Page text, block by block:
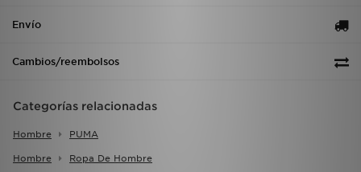
Envío
Cambios/reembolsos
Categorías relacionadas
Hombre PUMA
Hombre Ropa De Hombre